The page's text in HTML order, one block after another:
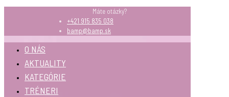
Máte otázky?
+421 915 835 038
bamp@bamp.sk
O NÁS
AKTUALITY
KATEGÓRIE
TRÉNERI